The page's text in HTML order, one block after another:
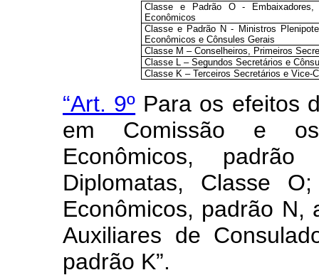
Classe e Padrão O - Embaixadores,
Econômicos
Classe e Padrão N - Ministros
Econômicos e Cônsules Gerais
Classe M – Conselheiros, Primeiros
Classe L – Segundos Secretários e
Classe K – Terceiros Secretários e Vice-
“Art. 9º Para os efeitos
em Comissão e
Econômicos,
Diplomatas, Classe
Econômicos, padrão N,
Auxiliares de
padrão K”.